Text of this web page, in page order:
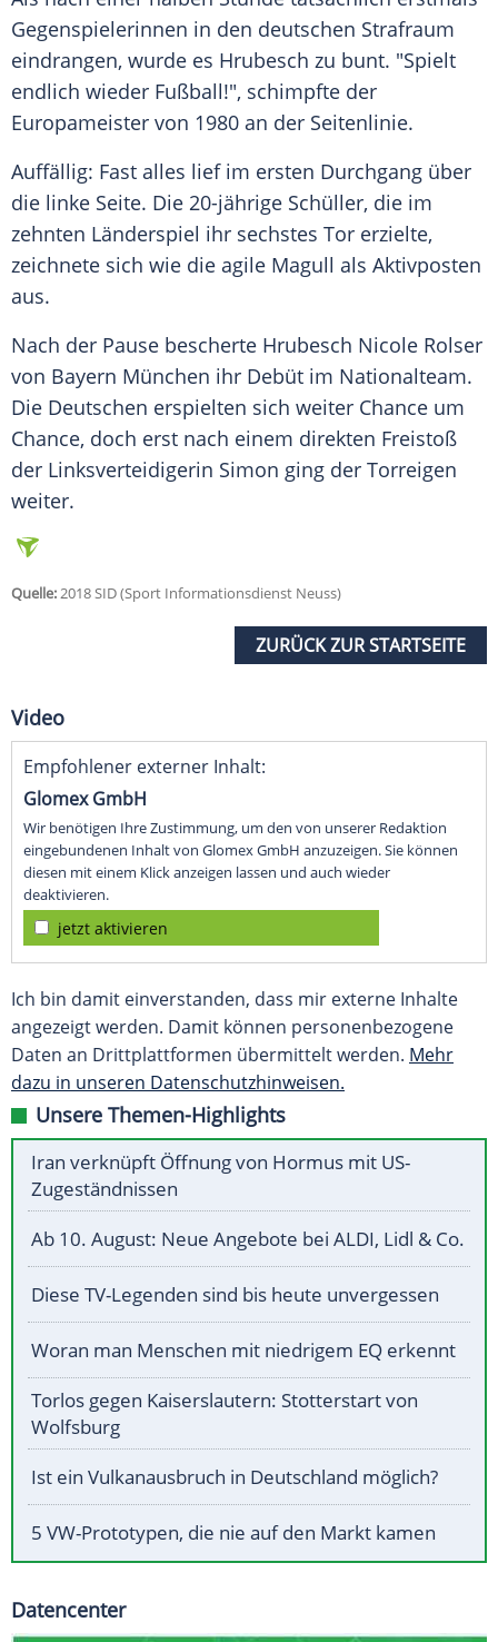
Gegenspielerinnen in den deutschen Strafraum
eindrangen, wurde es Hrubesch zu bunt. "Spielt
endlich wieder Fußball!", schimpfte der
Europameister von 1980 an der Seitenlinie.
Auffällig: Fast alles lief im ersten Durchgang über
die linke Seite. Die 20-jährige Schüller, die im
zehnten Länderspiel ihr sechstes Tor erzielte,
zeichnete sich wie die agile Magull als Aktivposten
aus.
Nach der Pause bescherte Hrubesch Nicole Rolser
von Bayern München ihr Debüt im Nationalteam.
Die Deutschen erspielten sich weiter Chance um
Chance, doch erst nach einem direkten Freistoß
der Linksverteidigerin Simon ging der Torreigen
weiter.
Quelle:2018 SID (Sport Informationsdienst Neuss)
ZURÜCK ZUR STARTSEITE
Video
Empfohlener externer Inhalt:
Glomex GmbH
Wir benötigen Ihre Zustimmung, um den von unserer Redaktion
eingebundenen Inhalt von Glomex GmbH anzuzeigen. Sie können
diesen mit einem Klick anzeigen lassen und auch wieder
deaktivieren.
jetzt aktivieren
Ich bin damit einverstanden, dass mir externe Inhalte
angezeigt werden. Damit können personenbezogene
Daten an Drittplattformen übermittelt werden. Mehr
dazu in unseren Datenschutzhinweisen.
Unsere Themen-Highlights
Iran verknüpft Öffnung von Hormus mit US-
Zugeständnissen
Ab 10. August: Neue Angebote bei ALDI, Lidl & Co.
Diese TV-Legenden sind bis heute unvergessen
Woran man Menschen mit niedrigem EQ erkennt
Torlos gegen Kaiserslautern: Stotterstart von
Wolfsburg
Ist ein Vulkanausbruch in Deutschland möglich?
5 VW-Prototypen, die nie auf den Markt kamen
Datencenter